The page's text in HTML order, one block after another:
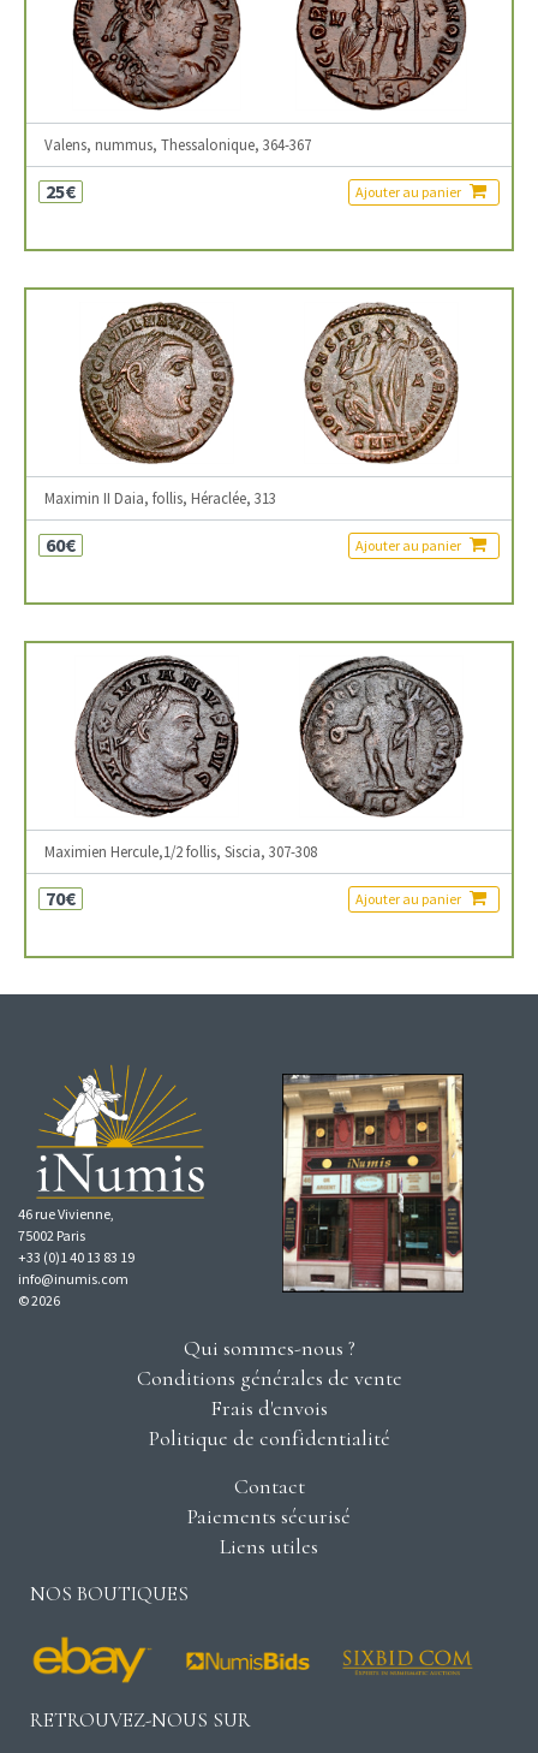
Valens, nummus, Thessalonique, 364-367
25€ Ajouter au panier
Maximin II Daia, follis, Héraclée, 313
60€ Ajouter au panier
Maximien Hercule,1/2 follis, Siscia, 307-308
70€ Ajouter au panier
46 rue Vivienne,
75002 Paris
+33 (0)1 40 13 83 19
info@inumis.com
© 2026
Qui sommes-nous ?
Conditions générales de vente
Frais d'envois
Politique de confidentialité
Contact
Paiements sécurisé
Liens utiles
NOS BOUTIQUES
RETROUVEZ-NOUS SUR